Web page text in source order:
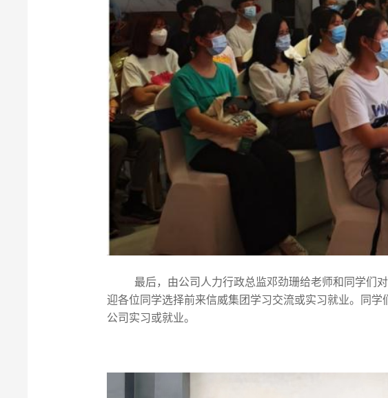
最后，由公司人力行政总监邓劲珊给老师和同学们
迎各位同学选择前来信威集团学习交流或实习就业。同
公司实习或就业。